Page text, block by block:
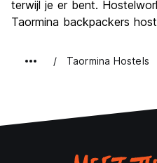
terwijl je er bent.
Taormina backpackers
Taormina Hostels